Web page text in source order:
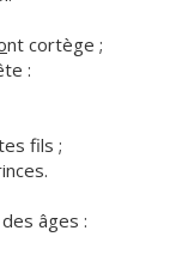
nt cortège ;
:
fils ;
âges :